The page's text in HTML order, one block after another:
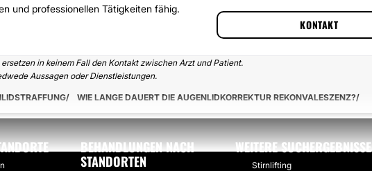
und professionellen Tätigkeiten fähig.
KONTAKT
in keinem Fall den Kontakt zwischen Arzt und Patient.
Aussagen oder Dienstleistungen.
WIE LANGE DAUERT DIE AUGENLIDKORREKTUR REKONVALESZENZ?
BEHANDLUNGEN NACH
STANDORTEN
WEITERE SUCHERGEBNISSE
Stirnlifting